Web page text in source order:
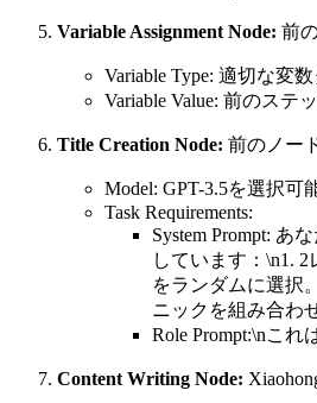
Variable Assignment Node: 前
Variable Type: 適切な変
Variable Value: 前のステ
Title Creation Node: 前のノー
Model: GPT-3.5を選択可
Task Requirements:
System Prompt: あ
しています：\n1.
をランダムに選択
ニックを組み合わ
Role Prompt:\nこれ
Content Writing Node: